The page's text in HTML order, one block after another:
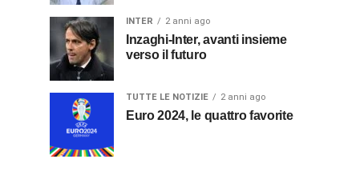
INTER 2 anni ago
Inzaghi-Inter, avanti insieme
verso il futuro
TUTTE LE NOTIZIE 2 anni ago
Euro 2024, le quattro favorite